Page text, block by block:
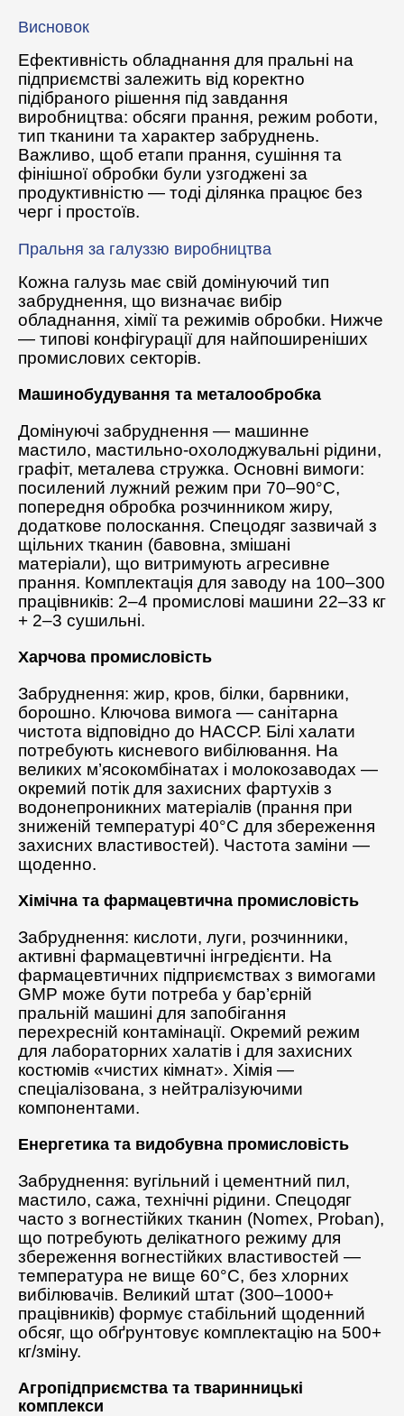
Висновок
Ефективність обладнання для пральні на
підприємстві залежить від коректно
підібраного рішення під завдання
виробництва: обсяги прання, режим роботи,
тип тканини та характер забруднень.
Важливо, щоб етапи прання, сушіння та
фінішної обробки були узгоджені за
продуктивністю — тоді ділянка працює без
черг і простоїв.
Пральня за галуззю виробництва
Кожна галузь має свій домінуючий тип
забруднення, що визначає вибір
обладнання, хімії та режимів обробки. Нижче
— типові конфігурації для найпоширеніших
промислових секторів.
Машинобудування та металообробка
Домінуючі забруднення — машинне
мастило, мастильно-охолоджувальні рідини,
графіт, металева стружка. Основні вимоги:
посилений лужний режим при 70–90°C,
попередня обробка розчинником жиру,
додаткове полоскання. Спецодяг зазвичай з
щільних тканин (бавовна, змішані
матеріали), що витримують агресивне
прання. Комплектація для заводу на 100–300
працівників: 2–4 промислові машини 22–33 кг
+ 2–3 сушильні.
Харчова промисловість
Забруднення: жир, кров, білки, барвники,
борошно. Ключова вимога — санітарна
чистота відповідно до НАССР. Білі халати
потребують кисневого вибілювання. На
великих м’ясокомбінатах і молокозаводах —
окремий потік для захисних фартухів з
водонепроникних матеріалів (прання при
зниженій температурі 40°C для збереження
захисних властивостей). Частота заміни —
щоденно.
Хімічна та фармацевтична промисловість
Забруднення: кислоти, луги, розчинники,
активні фармацевтичні інгредієнти. На
фармацевтичних підприємствах з вимогами
GMP може бути потреба у бар’єрній
пральній машині для запобігання
перехресній контамінації. Окремий режим
для лабораторних халатів і для захисних
костюмів «чистих кімнат». Хімія —
спеціалізована, з нейтралізуючими
компонентами.
Енергетика та видобувна промисловість
Забруднення: вугільний і цементний пил,
мастило, сажа, технічні рідини. Спецодяг
часто з вогнестійких тканин (Nomex, Proban),
що потребують делікатного режиму для
збереження вогнестійких властивостей —
температура не вище 60°C, без хлорних
вибілювачів. Великий штат (300–1000+
працівників) формує стабільний щоденний
обсяг, що обґрунтовує комплектацію на 500+
кг/зміну.
Агропідприємства та тваринницькі
комплекси